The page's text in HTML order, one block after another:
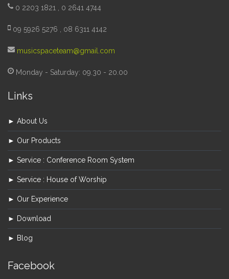
0 2203 1821 , 0 2641 4744
09 5926 5276 , 08 6311 4142
musicspaceteam@gmail.com
Monday - Saturday: 09.30 - 20.00
Links
► About Us
► Our Products
► Service : Conference Room System
► Service : House of Worship
► Our Experience
► Download
► Blog
Facebook